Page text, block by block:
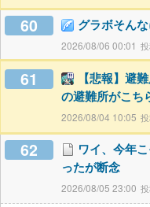
60 グラボそん
2026/08/06 00:01
61
【悲報】避
の避難所がこち
2026/08/04 10:05
62
ワイ、今年
ったが断念
2026/08/05 23:00